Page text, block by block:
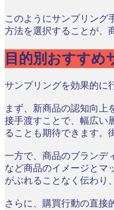
このようにサンプリング
方法を選択することが、
目的別おすすめ
サンプリングを効果的に
まず、新商品の認知向上
接手渡すことで、幅広い
ることも期待できます。
一方で、商品のブランデ
など商品のイメージとマ
がぶれることなく伝わり
さらに、購買行動の直接